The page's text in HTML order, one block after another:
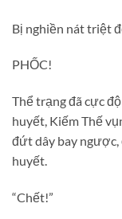
Bị nghiền nát triệt
PHỐC!
Thể trạng đã cực
huyết, Kiếm Thế
đứt dây bay
huyết.
“Chết!”